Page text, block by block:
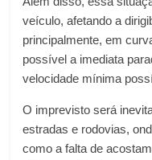
veículo, afetando a
principalmente, em
possível a imediata
velocidade mínima
O imprevisto será
estradas e rodovias,
como a falta de